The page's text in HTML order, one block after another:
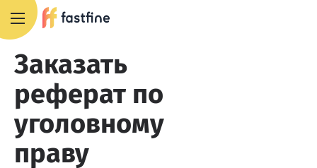
Заказать
реферат по
уголовному
праву